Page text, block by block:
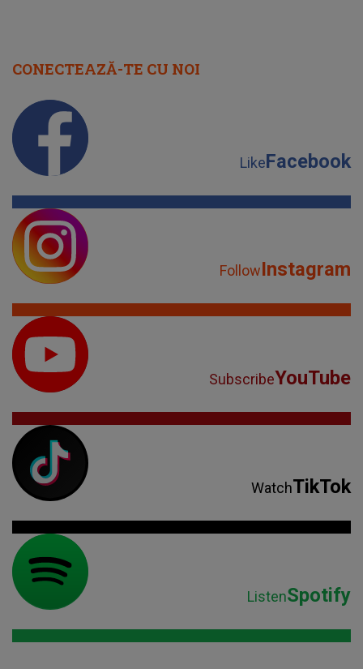
CONECTEAZĂ-TE CU NOI
LikeFacebook
FollowInstagram
SubscribeYouTube
WatchTikTok
ListenSpotify